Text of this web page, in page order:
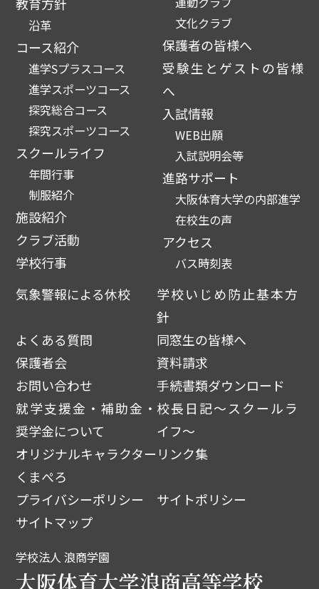
教育方針
沿革
コース紹介
進学Sプラスコース
進学スポーツコース
探究総合コース
探究スポーツコース
スクールライフ
年間行事
制服紹介
施設紹介
クラブ活動
学校行事
文化クラブ
保護者の皆様へ
受験生とゲストの皆様
へ
入試情報
WEB出願
入試説明会等
進路サポート
大阪体育大学の内部進学
在校生の声
アクセス
バス時刻表
気象警報による休校
学校いじめ防止基本方
針
よくある質問
同窓生の皆様へ
保護者会
資料請求
お問い合わせ
手続書類ダウンロード
就学支援金・補助金・
奨学金について
校長日記～スクールラ
イフ～
オリジナルキャラクター
くまぺろ
リンク集
プライバシーポリシー
サイトポリシー
サイトマップ
学校法人 浪商学園
大阪体育大学浪商高等学校